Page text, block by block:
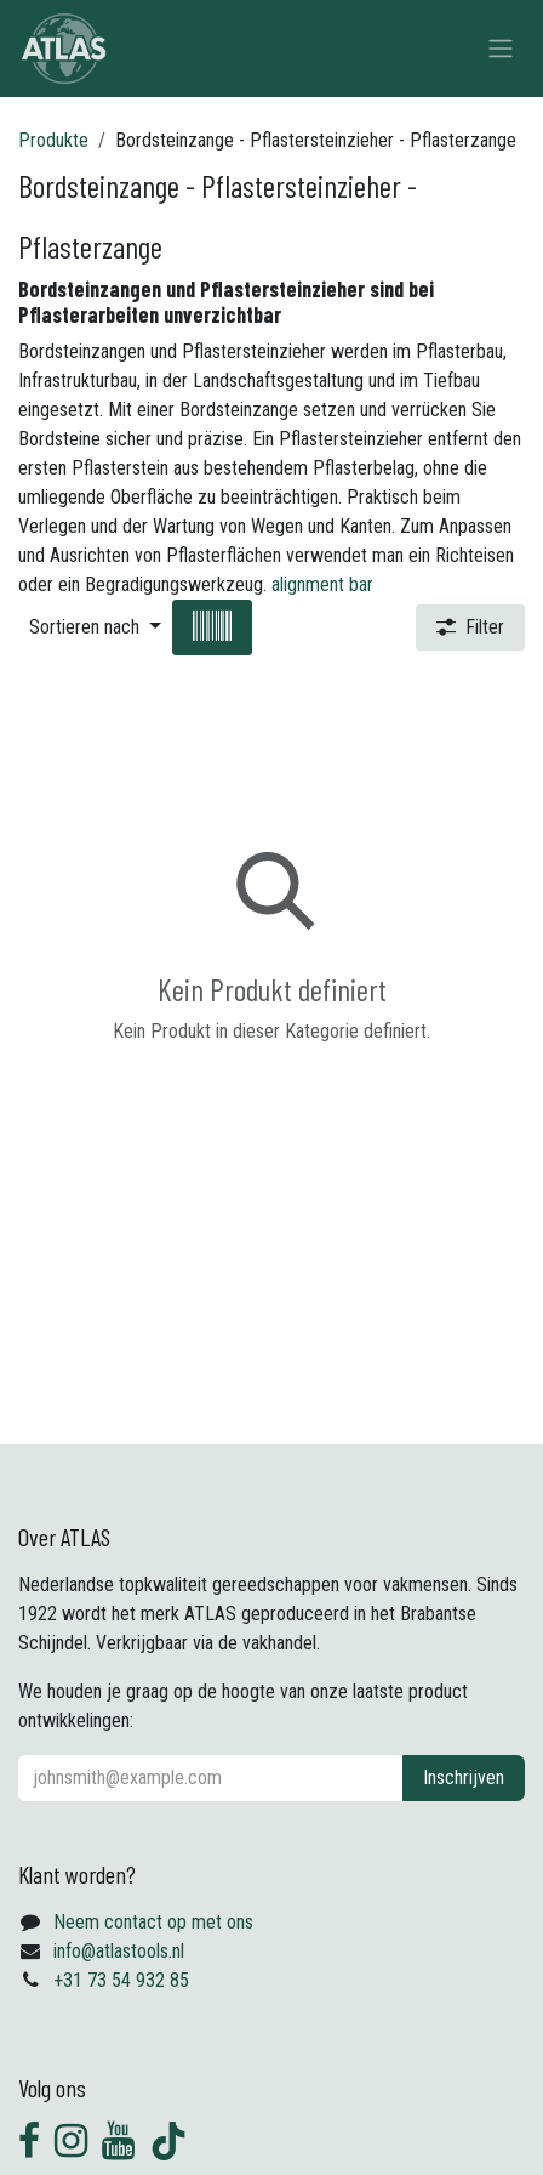
Zum Inhalt springen
Produkte Bordsteinzange - Pflastersteinzieher - Pflasterzange
Bordsteinzange - Pflastersteinzieher -
Pflasterzange
Bordsteinzangen und Pflastersteinzieher sind bei
Pflasterarbeiten unverzichtbar
Bordsteinzangen und Pflastersteinzieher werden im Pflasterbau,
Infrastrukturbau, in der Landschaftsgestaltung und im Tiefbau
eingesetzt. Mit einer Bordsteinzange setzen und verrücken Sie
Bordsteine sicher und präzise. Ein Pflastersteinzieher entfernt den
ersten Pflasterstein aus bestehendem Pflasterbelag, ohne die
umliegende Oberfläche zu beeinträchtigen. Praktisch beim
Verlegen und der Wartung von Wegen und Kanten. Zum Anpassen
und Ausrichten von Pflasterflächen verwendet man ein Richteisen
oder ein Begradigungswerkzeug. alignment bar
Sortieren nach
Filter
Kein Produkt definiert
Kein Produkt in dieser Kategorie definiert.
Over ATLAS
Nederlandse topkwaliteit gereedschappen voor vakmensen. Sinds
1922 wordt het merk ATLAS geproduceerd in het Brabantse
Schijndel. Verkrijgbaar via de vakhandel.
We houden je graag op de hoogte van onze laatste product
ontwikkelingen:
Inschrijven
Klant worden?
Neem contact op met ons
info@atlastools.nl
+31 73 54 932 85
Volg ons